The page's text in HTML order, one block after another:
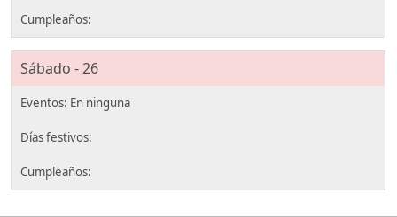
Sábado - 26